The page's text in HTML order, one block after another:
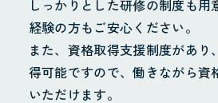
しっかりとした研修の制度も
経験の方もご安心ください。
また、資格取得支援制度があり
得可能ですので、働きながら資
いただけます。